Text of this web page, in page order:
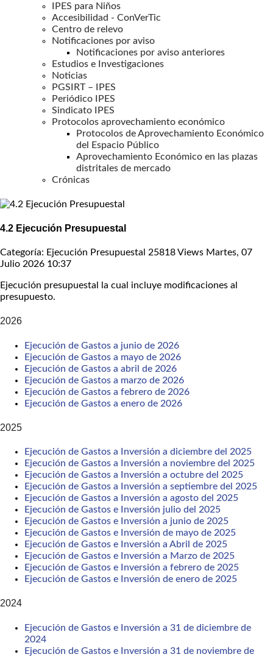
IPES para Niños
Accesibilidad - ConVerTic
Centro de relevo
Notificaciones por aviso
Notificaciones por aviso anteriores
Estudios e Investigaciones
Noticias
PGSIRT – IPES
Periódico IPES
Sindicato IPES
Protocolos aprovechamiento económico
Protocolos de Aprovechamiento Económico
del Espacio Público
Aprovechamiento Económico en las plazas
distritales de mercado
Crónicas
4.2 Ejecución Presupuestal
Categoría: Ejecución Presupuestal 25818 Views Martes, 07
Julio 2026 10:37
Ejecución presupuestal la cual incluye modificaciones al
presupuesto.
2026
Ejecución de Gastos a junio de 2026
Ejecución de Gastos a mayo de 2026
Ejecución de Gastos a abril de 2026
Ejecución de Gastos a marzo de 2026
Ejecución de Gastos a febrero de 2026
Ejecución de Gastos a enero de 2026
2025
Ejecución de Gastos a Inversión a diciembre del 2025
Ejecución de Gastos a Inversión a noviembre del 2025
Ejecución de Gastos a Inversión a octubre del 2025
Ejecución de Gastos a Inversión a septiembre del 2025
Ejecución de Gastos a Inversión a agosto del 2025
Ejecución de Gastos e Inversión julio del 2025
Ejecución de Gastos e Inversión a junio de 2025
Ejecución de Gastos e Inversión de mayo de 2025
Ejecución de Gastos e Inversión a Abril de 2025
Ejecución de Gastos e Inversión a Marzo de 2025
Ejecución de Gastos e Inversión a febrero de 2025
Ejecución de Gastos e Inversión de enero de 2025
2024
Ejecución de Gastos e Inversión a 31 de diciembre de
2024
Ejecución de Gastos e Inversión a 31 de noviembre de